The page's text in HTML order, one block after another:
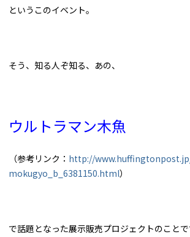
というこのイベント。
そう、知る人ぞ知る、あの、
ウルトラマン木魚
（参考リンク： http://
mokugyo_b_6381150.html）
で話題となった展示販売プロジェクトのことで